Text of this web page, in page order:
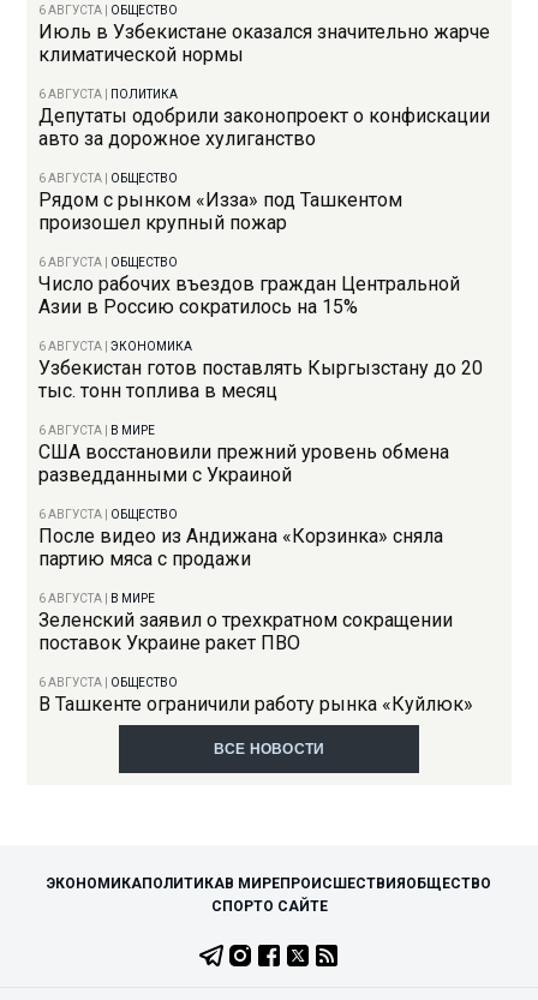
6 АВГУСТА ОБЩЕСТВО
Июль в Узбекистане оказался значительно жарче
климатической нормы
6 АВГУСТА ПОЛИТИКА
Депутаты одобрили законопроект о конфискации
авто за дорожное хулиганство
6 АВГУСТА ОБЩЕСТВО
Рядом с рынком «Изза» под Ташкентом
произошел крупный пожар
6 АВГУСТА ОБЩЕСТВО
Число рабочих въездов граждан Центральной
Азии в Россию сократилось на 15%
6 АВГУСТА |ЭКОНОМИКА
Узбекистан готов поставлять Кыргызстану до 20
тыс. тонн топлива в месяц
6 АВГУСТА В МИРЕ
США восстановили прежний уровень обмена
разведданными с Украиной
6 АВГУСТА ОБЩЕСТВО
После видео из Андижана «Корзинка» сняла
партию мяса с продажи
6 АВГУСТА В МИРЕ
Зеленский заявил о трехкратном сокращении
поставок Украине ракет ПВО
6 АВГУСТА ОБЩЕСТВО
В Ташкенте ограничили работу рынка «Куйлюк»
ВСЕ НОВОСТИ
ЭКОНОМИКАПОЛИТИКАВ МИРЕПРОИСШЕСТВИЯ ОБЩЕСТВО
СПОРТО САЙТЕ